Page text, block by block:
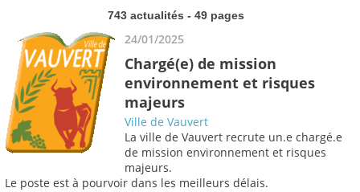
743 actualités - 49 pages
24/01/2025
Chargé(e) de mission
environnement et risques
majeurs
Ville de Vauvert
La ville de Vauvert recrute un.e chargé.e
de mission environnement et risques
majeurs.
Le poste est à pourvoir dans les meilleurs délais.